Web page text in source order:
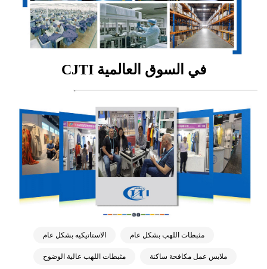
CJTI في السوق العالمية
الاستاتيكيه بشكل عام مثبطات اللهب بشكل عام
مثبطات اللهب عالية الوضوح ملابس عمل مكافحة ساكنة